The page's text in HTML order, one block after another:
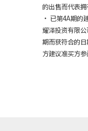
的出售而代表
• 已第4A期的
耀泽投资有限
期而获符合的
方建议准买方